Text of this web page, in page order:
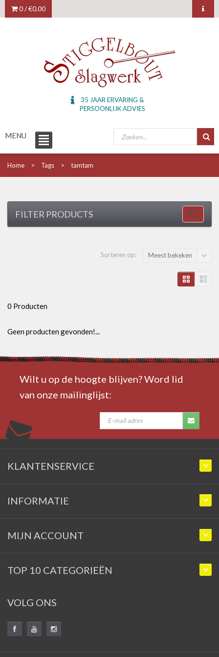
0 /€0,00
35 JAAR ERVARING &
PERSOONLIJK ADVIES
MENU
Home Tags tamtam
FILTER PRODUCTS
Sorteren op: Meest bekeken
0 Producten
Geen producten gevonden!...
Wilt u op de hoogte blijven? Word lid
van onze mailinglijst:
KLANTENSERVICE
INFORMATIE
MIJN ACCOUNT
TOP 10 CATEGORIEËN
VOLG ONS